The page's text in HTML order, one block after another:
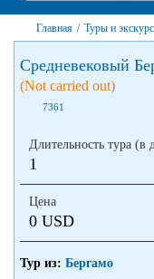
Главная / Туры и
Средневековый
(Not carried out)
7361
Длительность тура (в
1
Цена
0 USD
Тур из: Бергамо